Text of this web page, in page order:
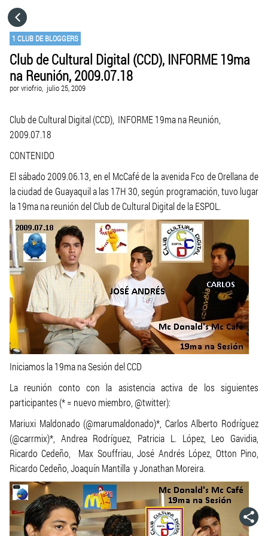
1 CLUB DE BLOGGERS
Club de Cultural Digital (CCD), INFORME 19ma
na Reunión, 2009.07.18
porvriofrio, julio 25, 2009
Club de Cultural Digital (CCD), INFORME 19ma na Reunión,
2009.07.18
CONTENIDO
El sábado 2009.06.13, en el McCafé de la avenida Fco de Orellana de
la ciudad de Guayaquil a las 17H 30, según programación, tuvo lugar
la 19ma na reunión del Club de Cultural Digital de la ESPOL.
Iniciamos la 19ma na Sesión del CCD
La reunión conto con la asistencia activa de los siguientes
participantes (* = nuevo miembro, @twitter):
Mariuxi Maldonado (@marumaldonado)*, Carlos Alberto Rodríguez
(@carrmix)*, Andrea Rodríguez, Patricia L. López, Leo Gavidia,
Ricardo Cedeño, Max Souffriau, José Andrés López, Otton Pino,
Ricardo Cedeño, Joaquín Mantilla y Jonathan Moreira.
CATEGORÍAS